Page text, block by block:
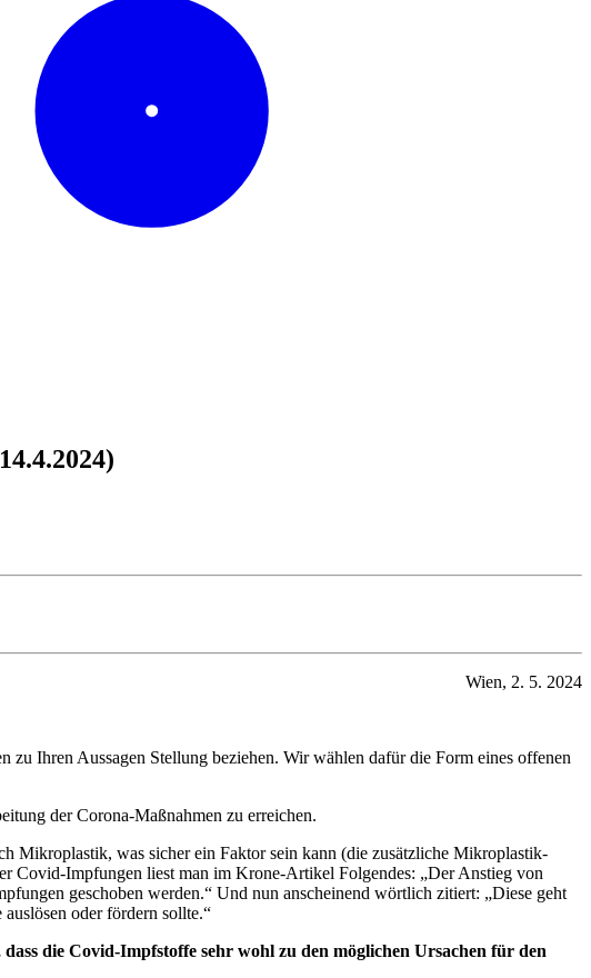
Wien, 2. 5. 2024
zu Ihren Aussagen Stellung beziehen. Wir wählen dafür die Form eines offenen
der Corona-Maßnahmen zu erreichen.
Mikroplastik, was sicher ein Faktor sein kann (die zusätzliche Mikroplastik-
Covid-Impfungen liest man im Krone-Artikel Folgendes: „Der Anstieg von
geschoben werden.“ Und nun anscheinend wörtlich zitiert: „Diese geht
oder fördern sollte.“
die Covid-Impfstoffe sehr wohl zu den möglichen Ursachen für den